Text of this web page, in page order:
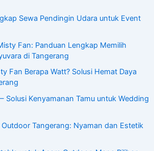
Sewa Pendingin Udara untuk Event
Fan: Panduan Lengkap Memilih
di Tangerang
Fan Berapa Watt? Solusi Hemat Daya
Solusi Kenyamanan Tamu untuk Wedding
Tangerang: Nyaman dan Estetik